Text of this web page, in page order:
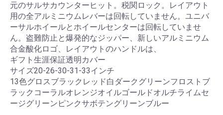
元のサルサカウンターヒット。税関ロック。レイアウト
用の全アルミニウムレバーは回転していません。ユニバ
ーサルホイールとホイールセンターは回転していませ
ん。盗難防止と爆発的なジッパー、新しいアルミニウム
合金酸化ロゴ、レイアウトのハンドルは、
ギフト生涯保証透明カバー
サイズ20-26-30-31-33インチ
13色グロスブラックレッド白ダークグリーンフロストブ
ラックコーラルオレンジオイルゴールドオルチライムセ
ージグリーンピンクサボテングリーンブルー